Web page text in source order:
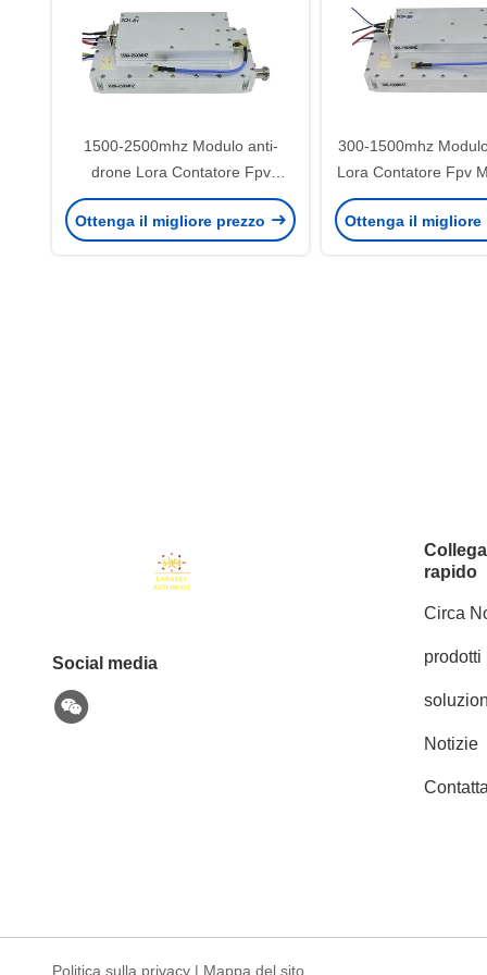
1500-2500mhz Modulo anti-
drone Lora Contatore Fpv
Modulo 300-6000mhz 100W
sistema anti-drone anti fpv 250-
Ottenga il migliore prezzo
300-1500mhz
Lora Contatore Fpv
6000mhz 100W
drone anti fpv 250-
Ottenga il migliore
Social media
rapido
Circa
prodotti
Notizie
Politica sulla privacy | Mappa del sito